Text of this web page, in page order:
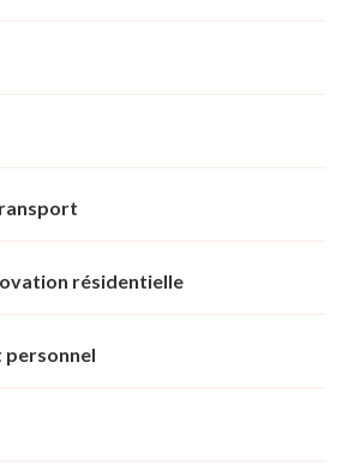
résidentielle
personnel